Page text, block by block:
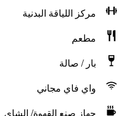
مركز اللياقة البدنية
مطعم
بار / صالة
واي فاي مجاني
جهاز صنع القهوة/ الشاي